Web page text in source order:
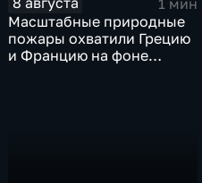
Масштабные природные
пожары охватили Грецию
и Францию на фоне